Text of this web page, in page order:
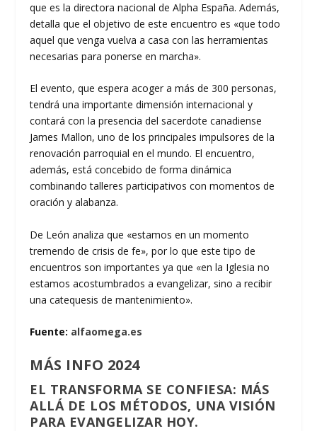
que es la directora nacional de Alpha España. Además,
detalla que el objetivo de este encuentro es «que todo
aquel que venga vuelva a casa con las herramientas
necesarias para ponerse en marcha».
El evento, que espera acoger a más de 300 personas,
tendrá una importante dimensión internacional y
contará con la presencia del sacerdote canadiense
James Mallon, uno de los principales impulsores de la
renovación parroquial en el mundo. El encuentro,
además, está concebido de forma dinámica
combinando talleres participativos con momentos de
oración y alabanza.
De León analiza que «estamos en un momento
tremendo de crisis de fe», por lo que este tipo de
encuentros son importantes ya que «en la Iglesia no
estamos acostumbrados a evangelizar, sino a recibir
una catequesis de mantenimiento».
Fuente: alfaomega.es
MÁS INFO 2024
EL TRANSFORMA SE CONFIESA: MÁS
ALLÁ DE LOS MÉTODOS, UNA VISIÓN
PARA EVANGELIZAR HOY.